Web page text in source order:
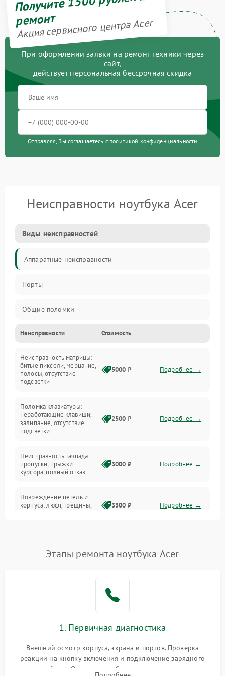
ремонт
Акция сервисного центра Acer
При оформлении заявки на ремонт техники через
сайт,
действует персональная бессрочная скидка
Отправляя, Вы соглашаетесь с политикой конфиденциальности
Неисправности ноутбука Acer
Виды неисправностей
Аппаратные неисправности
Порты
Общие поломки
Устройства
Программные ошибки
Электрические и системные сбои
Интерфейсные проблемы
Батарея
Сеть и интернет
Неисправности Стоимость
Неисправность матрицы:
битые пиксели, мерцание,
полосы, отсутствие
подсветки
5000 ₽ Подробнее →
Поломка клавиатуры:
неработающие клавиши,
залипание, отсутствие
подсветки
2500 ₽ Подробнее →
Неисправность тачпада:
пропуски, прыжки
курсора, полный отказ
3000 ₽ Подробнее →
Повреждение петель и
корпуса: люфт, трещины,
3500 ₽ Подробнее →
невозможность зарядки,
2500 ₽ Подробнее →
2000 ₽
Перегрев из‑за пыли,
неисправности кулера
Выход из строя SSD или
Этапы ремонта ноутбука Acer
1. Первичная диагностика
Внешний осмотр корпуса, экрана и портов. Проверка
реакции на кнопку включения и подключение зарядного
устройства. Оценка потребления тока с помощью